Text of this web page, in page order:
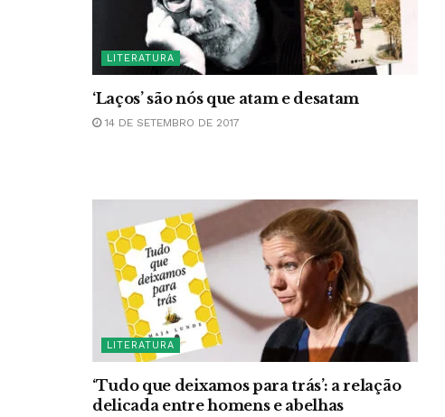
LITERATURA
‘Laços’ são nós que atam e desatam
14 DE SETEMBRO DE 2017
LITERATURA
‘Tudo que deixamos para trás’: a relação
delicada entre homens e abelhas